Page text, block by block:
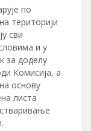
по
територији
сви
и у
за доделу
Комисија, а
основу
листа